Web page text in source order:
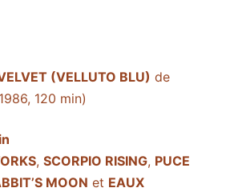
(VELLUTO BLU) de
120 min)
, SCORPIO RISING, PUCE
MOON et EAUX